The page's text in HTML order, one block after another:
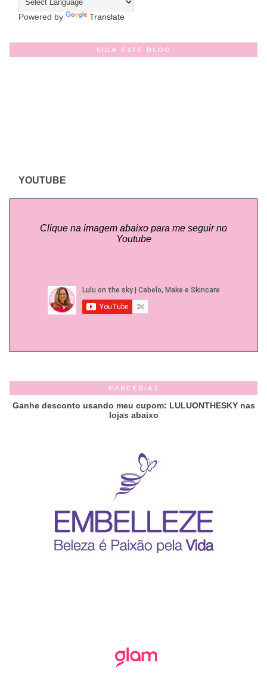
Powered by Translate
SIGA ESTE BLOG
YOUTUBE
Clique na imagem abaixo para me seguir no
Youtube
PARCERIAS
Ganhe desconto usando meu cupom: LULUONTHESKY nas
lojas abaixo